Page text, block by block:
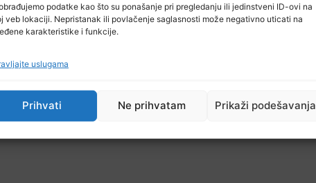
podatke kao što su ponašanje pri pregledanju ili jedinstveni ID-ovi na
veb lokaciji. Nepristanak ili povlačenje saglasnosti može negativno uticati na
karakteristike i funkcije.
uslugama
Prihvati Ne prihvatam Prikaži podešavanja